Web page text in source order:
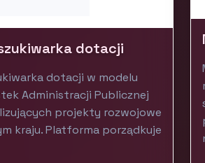
dotacji
dotacji w modelu
Administracji Publicznej
projekty rozwojowe
kraju. Platforma porządkuje